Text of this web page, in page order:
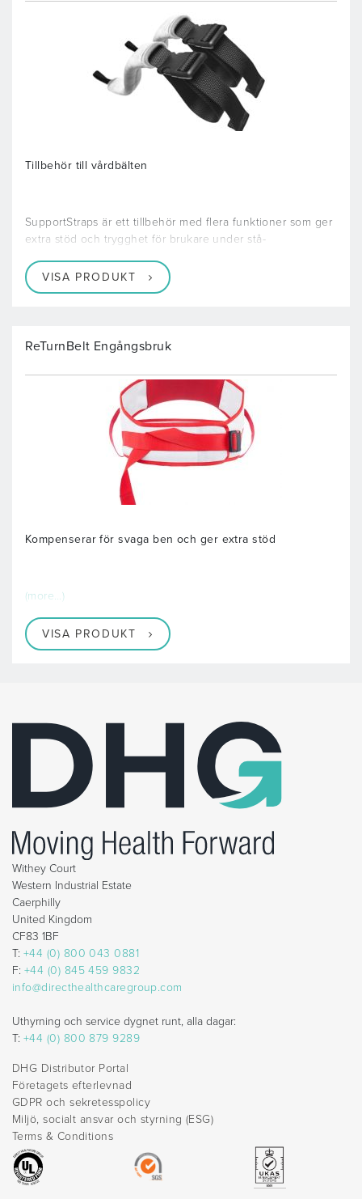
Tillbehör till vårdbälten
SupportStraps är ett tillbehör med flera funktioner som ger
extra stöd och trygghet för brukare under stå-
VISA PRODUKT
ReTurnBelt Engångsbruk
Kompenserar för svaga ben och ger extra stöd
(more…)
VISA PRODUKT
Withey Court
Western Industrial Estate
Caerphilly
United Kingdom
CF83 1BF
T: +44 (0) 800 043 0881
F: +44 (0) 845 459 9832
info@directhealthcaregroup.com
Uthyrning och service dygnet runt, alla dagar:
T: +44 (0) 800 879 9289
DHG Distributor Portal
Företagets efterlevnad
GDPR och sekretesspolicy
Miljö, socialt ansvar och styrning (ESG)
Terms & Conditions